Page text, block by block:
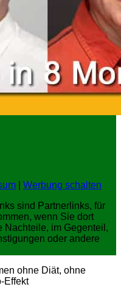
Werbung schalten
sind Partnerlinks, für
wenn Sie dort
Nachteile, im Gegenteil,
oder andere
ohne Diät, ohne
Effekt